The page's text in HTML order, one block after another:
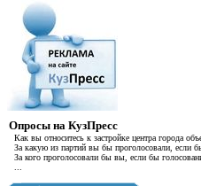
Опросы на КузПресс
Как вы относитесь к застройке центра города
За какую из партий вы бы проголосовали, если
За кого проголосовали бы вы, если бы